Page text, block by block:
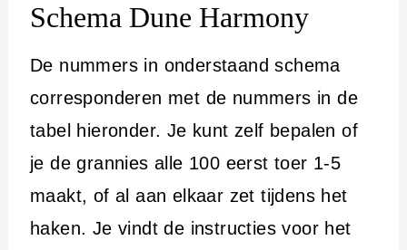
Schema Dune Harmony
De nummers in onderstaand schema
corresponderen met de nummers in de
tabel hieronder. Je kunt zelf bepalen of
je de grannies alle 100 eerst toer 1-5
maakt, of al aan elkaar zet tijdens het
haken. Je vindt de instructies voor het